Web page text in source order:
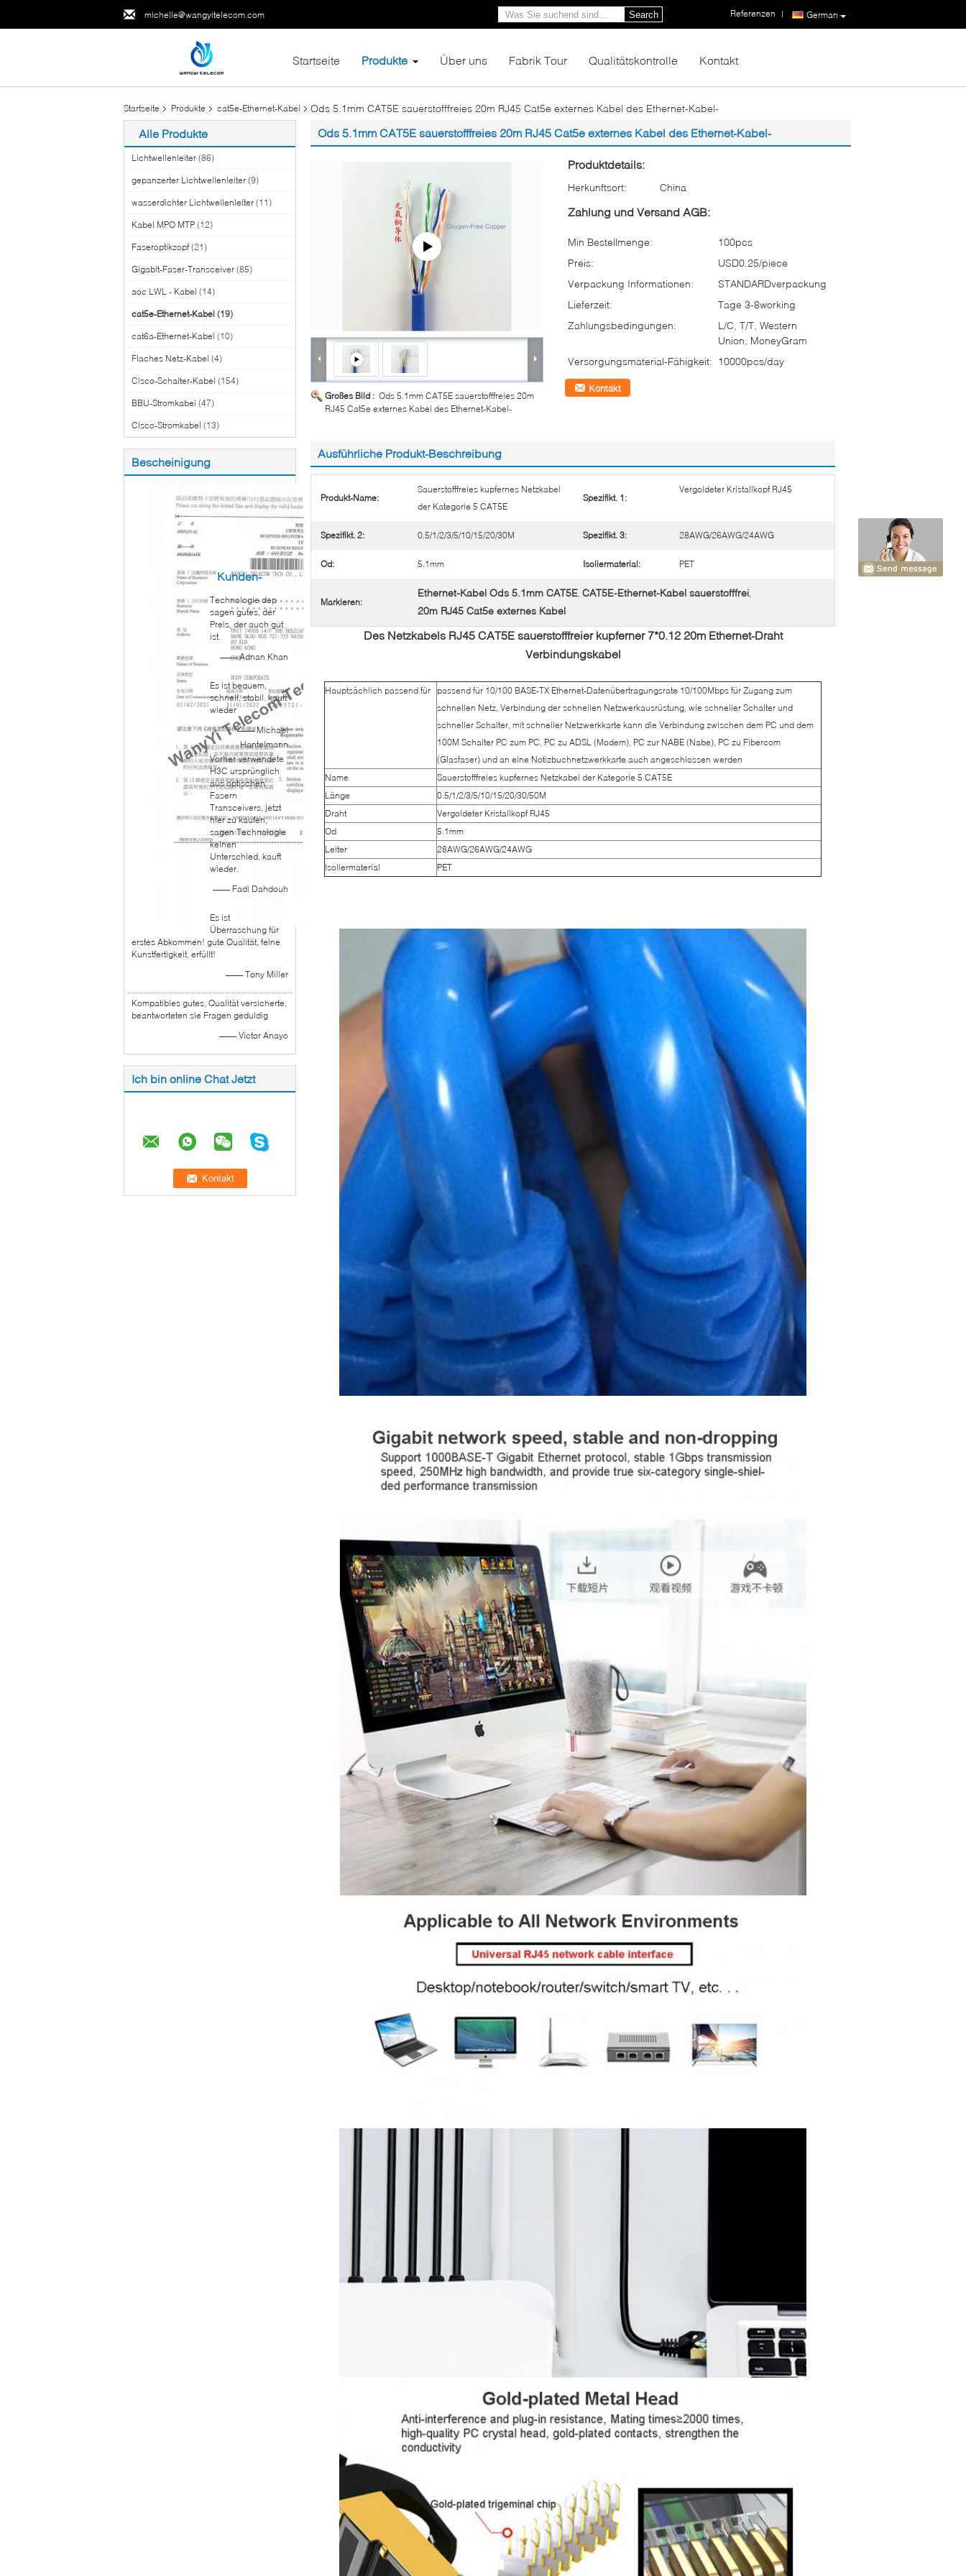
michelle@wangyitelecom.com German
Referenzen |
Search
Startseite Produkte Über uns Fabrik Tour Qualitätskontrolle Kontakt
Startseite Produkte cat5e-Ethernet-Kabel Ods 5.1mm CAT5E sauerstofffreies 20m RJ45 Cat5e externes Kabel des Ethernet-Kabel-
Alle Produkte
Lichtwellenleiter (86)
gepanzerter Lichtwellenleiter (9)
wasserdichter Lichtwellenleiter (11)
Kabel MPO MTP (12)
Faseroptikzopf (21)
Gigabit-Faser-Transceiver (85)
aoc LWL - Kabel (14)
cat5e-Ethernet-Kabel (19)
cat6a-Ethernet-Kabel (10)
Flaches Netz-Kabel (4)
Cisco-Schalter-Kabel (154)
BBU-Stromkabel (47)
Cisco-Stromkabel (13)
Bescheinigung
Kunden-
Berichte
Technologie dep
sagen gutes, der
Preis, der auch gut
ist.
—— Adnan Khan
Es ist bequem,
schnell, stabil. kauft
wieder
—— Michael
Hantelmann
Vorher verwendete
H3C ursprünglich
aus optischen
Fasern
Transceivers, jetzt
hier zu kaufen,
sagen Technologie
keinen
Unterschied, kauft
wieder.
—— Fadi Dahdouh
Es ist
Überraschung für
erstes Abkommen! gute Qualität, feine
Kunstfertigkeit, erfüllt!
—— Tony Miller
Kompatibles gutes, Qualität versicherte,
beantworteten sie Fragen geduldig
—— Victor Anayo
Ich bin online Chat Jetzt
Ods 5.1mm CAT5E sauerstofffreies 20m RJ45 Cat5e externes Kabel des Ethernet-Kabel-
Großes Bild : Ods 5.1mm CAT5E sauerstofffreies 20m
RJ45 Cat5e externes Kabel des Ethernet-Kabel-
Produktdetails:
Herkunftsort: China
Zahlung und Versand AGB:
Min Bestellmenge:
100pcs
Preis:
USD0.25/piece
Verpackung Informationen:
STANDARDverpackung
Lieferzeit:
Tage 3-8working
Zahlungsbedingungen:
L/C, T/T, Western
Union, MoneyGram
Versorgungsmaterial-Fähigkeit: 10000pcs/day
Kontakt
Ausführliche Produkt-Beschreibung
Produkt-Name:
Sauerstofffreies kupfernes Netzkabel
der Kategorie 5 CAT5E
Spezifikt. 1:
Vergoldeter Kristallkopf RJ45
Spezifikt. 2: 0.5/1/2/3/5/10/15/20/30M Spezifikt. 3: 28AWG/26AWG/24AWG
Od: 5.1mm Isoliermaterial: PET
Markieren:
Ethernet-Kabel Ods 5.1mm CAT5E, CAT5E-Ethernet-Kabel sauerstofffrei,
20m RJ45 Cat5e externes Kabel
Des Netzkabels RJ45 CAT5E sauerstofffreier kupferner 7*0.12 20m Ethernet-Draht
Verbindungskabel
Hauptsächlich passend für
passend für 10/100 BASE-TX Ethernet-Datenübertragungsrate 10/100Mbps für Zugang zum
schnellen Netz, Verbindung der schnellen Netzwerkausrüstung, wie schneller Schalter und
schneller Schalter, mit schneller Netzwerkkarte kann die Verbindung zwischen dem PC und dem
100M Schalter PC zum PC, PC zu ADSL (Modem), PC zur NABE (Nabe), PC zu Fibercom
(Glasfaser) und an eine Notizbuchnetzwerkkarte auch angeschlossen werden
Name
Sauerstofffreies kupfernes Netzkabel der Kategorie 5 CAT5E
Länge
0.5/1/2/3/5/10/15/20/30/50M
Draht
Vergoldeter Kristallkopf RJ45
Od
5.1mm
Leiter
28AWG/26AWG/24AWG
Isoliermaterial
PET